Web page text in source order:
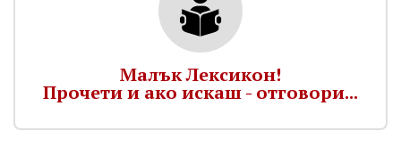
Малък Лексикон!
Прочети и ако искаш - отговори...